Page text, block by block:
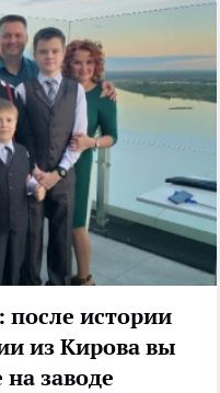
после истории
из Кирова вы
на заводе